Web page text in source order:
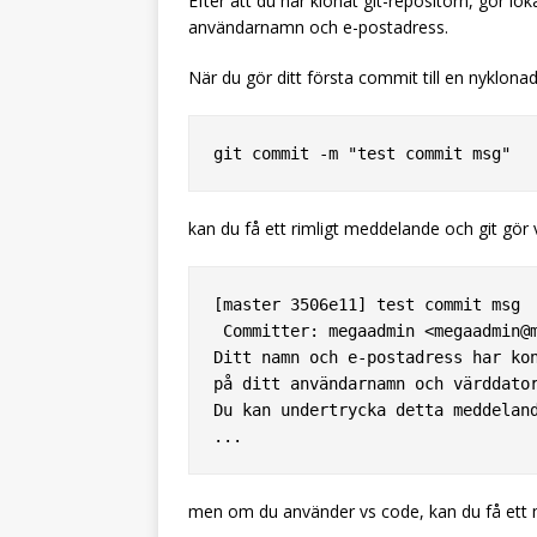
användarnamn och e-postadress.
När du gör ditt första commit till en
kan du få ett rimligt meddelande och git gör
[master 3506e11] test commit msg
Committer: megaadmin
Ditt namn och e-postadress har
på ditt användarnamn och
Du kan undertrycka detta
men om du använder vs code, kan du få ett